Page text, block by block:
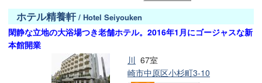
ホテル精養軒/ Hotel Seiyouken
閑静な立地の大浴場つき老舗ホテル。2016年1月にゴージャスな新
本館開業
67室
川
崎市中原区小杉町3-10